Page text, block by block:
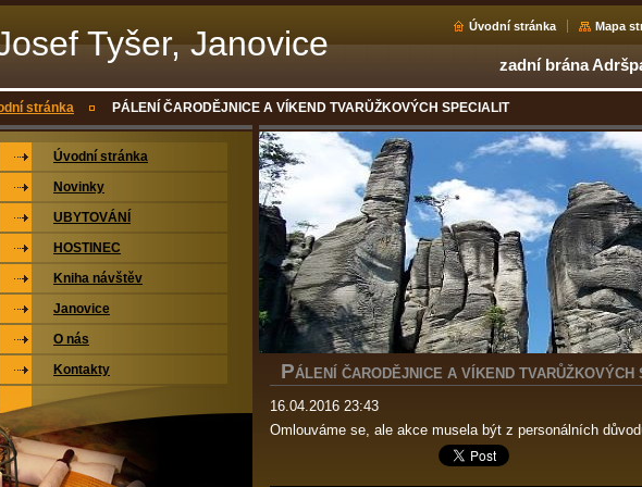
Tyšer, Janovice Úvodní stránka Mapa
zadní brána
stránka PÁLENÍ ČARODĚJNICE A VÍKEND TVARŮŽKOVÝCH SPECIALIT
PÁLENÍ ČARODĚJNICE A VÍKEND TVARŮŽKOVÝCH
16.04.2016 23:43
Omlouváme se, ale akce musela být z personálních
Úvodní stránka
Novinky
UBYTOVÁNÍ
HOSTINEC
Kniha návštěv
Janovice
O nás
Kontakty